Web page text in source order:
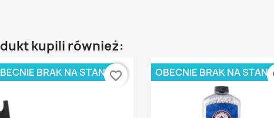
kupili również:
BRAK NA STANIEfavorite_border OBECNIE BRAK NA